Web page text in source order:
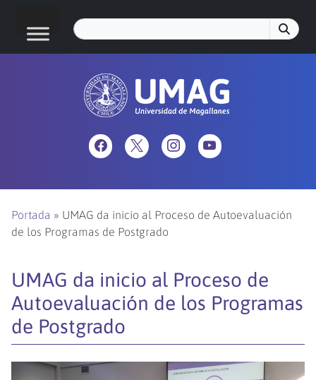
Portada » UMAG da inicio al Proceso de Autoevaluación
de los Programas de Postgrado
UMAG da inicio al Proceso de
Autoevaluación de los Programas
de Postgrado